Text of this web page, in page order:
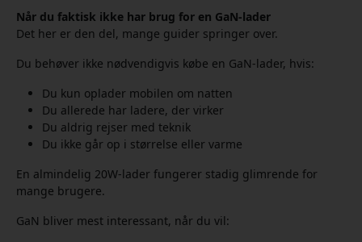
Når du faktisk ikke har brug for en GaN-lader
Det her er den del, mange guider springer over.
Du behøver ikke nødvendigvis købe en GaN-lader, hvis:
Du kun oplader mobilen om natten
Du allerede har ladere, der virker
Du aldrig rejser med teknik
Du ikke går op i størrelse eller varme
En almindelig 20W-lader fungerer stadig glimrende for
mange brugere.
GaN bliver mest interessant, når du vil: